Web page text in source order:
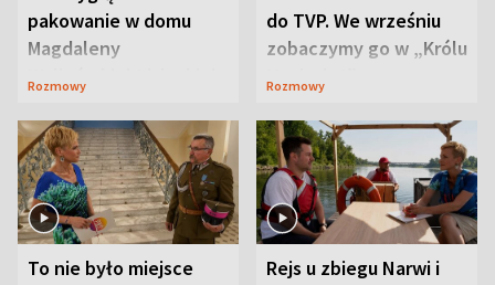
pakowanie w domu
Magdaleny
Waligórskiej-Lisieckiej.
Rozmowy
do TVP. We wrześniu
zobaczymy go w „Królu
Maciusiu I”
Rozmowy
To nie było miejsce
Rejs u zbiegu Narwi i